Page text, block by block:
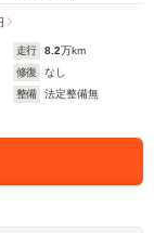
走行 8.2万km
修復
なし
整備
法定整備無